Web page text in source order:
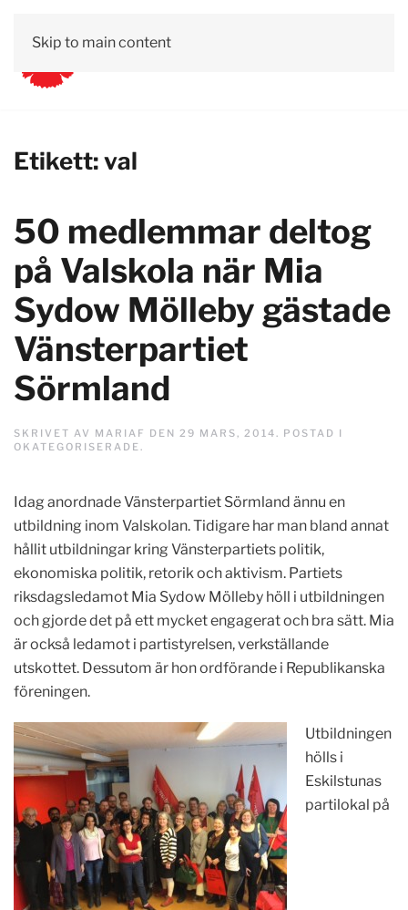
Skip to main content
Etikett:val
50 medlemmar deltog
på Valskola när Mia
Sydow Mölleby gästade
Vänsterpartiet
Sörmland
SKRIVET AV MARIAF DEN 29 MARS, 2014. POSTAD I
OKATEGORISERADE.
Idag anordnade Vänsterpartiet Sörmland ännu en
utbildning inom Valskolan. Tidigare har man bland annat
hållit utbildningar kring Vänsterpartiets politik,
ekonomiska politik, retorik och aktivism. Partiets
riksdagsledamot Mia Sydow Mölleby höll i utbildningen
och gjorde det på ett mycket engagerat och bra sätt. Mia
är också ledamot i partistyrelsen, verkställande
utskottet. Dessutom är hon ordförande i Republikanska
föreningen.
Utbildningen
hölls i
Eskilstunas
partilokal på